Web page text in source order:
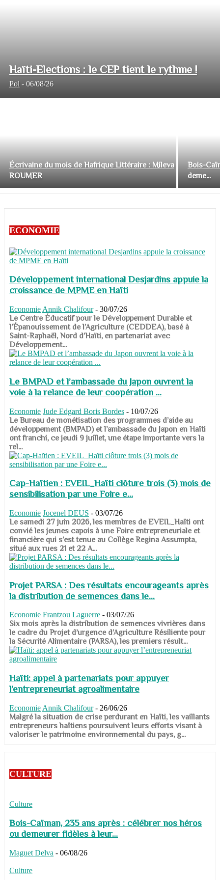
Haïti-Elections : le CEP tient le rythme !
Pol - 06/08/26
Écrivaine du mois de Hafrique Littéraire : Mileva
ROUMER
Bois-
deme...
ECONOMIE
Développement international Desjardins appuie la
croissance de MPME en Haïti
Economie Annik Chalifour - 30/07/26
​​​​​​​Le Centre Éducatif pour le Développement Durable et
l’Épanouissement de l’Agriculture (CEDDEA), basé à
Saint-Raphaël, Nord d’Haïti, en partenariat avec
Développement...
Le BMPAD et l’ambassade du Japon ouvrent la
voie à la relance de leur coopération ...
Economie Jude Edgard Boris Bordes - 10/07/26
​​​​​​​Le Bureau de monétisation des programmes d’aide au
développement (BMPAD) et l’ambassade du Japon en Haïti
ont franchi, ce jeudi 9 juillet, une étape importante vers la
rel...
Cap-Haïtien : EVEIL_Haïti clôture trois (3) mois de
sensibilisation par une Foire e...
Economie Jocenel DEUS - 03/07/26
Le samedi 27 juin 2026, les membres de EVEIL_Haïti ont
convié les jeunes capois à une Foire entrepreneuriale et
financière qui s’est tenue au Collège Regina Assumpta,
situé aux rues 21 et 22 A...
Projet PARSA : Des résultats encourageants après
la distribution de semences dans le...
Economie Frantzou Laguerre - 03/07/26
​​​​​​​Six mois après la distribution de semences vivrières dans
le cadre du Projet d’urgence d’Agriculture Résiliente pour
la Sécurité Alimentaire (PARSA), les premiers résult...
Haïti: appel à partenariats pour appuyer
l’entrepreneuriat agroalimentaire
Economie Annik Chalifour - 26/06/26
​​​​​​​Malgré la situation de crise perdurant en Haïti, les vaillants
entrepreneurs haïtiens poursuivent leurs efforts visant à
valoriser le patrimoine environnemental du pays, g...
CULTURE
Culture
Bois-Caïman, 235 ans après : célébrer nos héros
ou demeurer fidèles à leur...
Maguet Delva - 06/08/26
Culture